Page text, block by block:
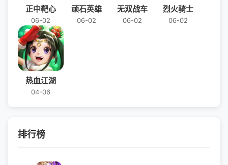
正中靶心
06-02
顽石英雄
06-02
无双战车
06-02
烈火骑士
06-02
热血江湖
04-06
排行榜